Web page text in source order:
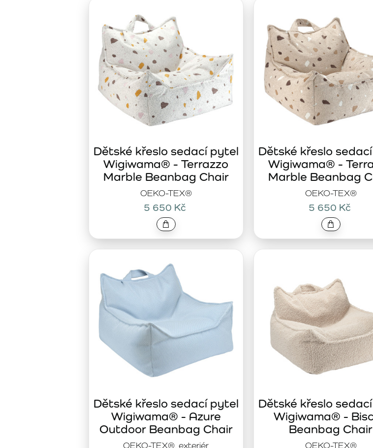
Wigiwama Pink Mousse Beanbag Chair je krásný a pohodlný sedací vak v jemné růžové barvě.
odpočinku. Díky svému modernímu designu se hodí do každého dětského pokoje a poskytuje
Wigiwama Cream White Bear Beanbag – pohodlí s hravým designem
Pro děti, které mají rády hravé a roztomilé designy, je tuWigiwama Cream White Bear Beanbag.
dětského pokoje, který zaujme každé dítě. Krémově bílá barva a veselý design medvěda dělají z
Wigiwama Salted Caramel Bunny Beanbag – měkkost a hravost v jednom
Wigiwama Salted Caramel Bunny Beanbagkombinuje pohodlí a hravý design ve tvaru zajíčka. Děti
uším, které vaku dodávají unikátní vzhled. Je to perfektní místo k odpočinku po dni plném her a
Sedací vaky Wigiwama – stylový komfort pro každé dítě
nebo sledování pohádek. Jejich hravé designy a kvalitní materiály zaručují, že sedací vaky jsou
Prozkoumejte naši nabídku sedacích vaků a dopřejte svým dětem místo, kde se budou cítit příjemně
OEKO-TEX®
Dětské křeslo sedací pytel
Wigiwama® - Terrazzo
Marble Beanbag Chair
5 650 Kč
OEKO-TEX®
Dětské křeslo
Wigiwama® -
Marble Beanbag
5 650 Kč
OEKO-TEX®, exteriér
Dětské křeslo sedací pytel
Wigiwama® - Azure
Outdoor Beanbag Chair
OEKO-TEX®
Dětské křeslo
Wigiwama® -
Beanbag Chair